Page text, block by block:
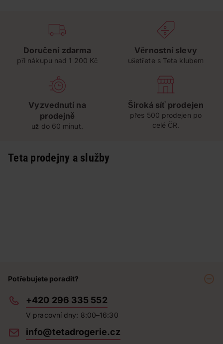
Doručení zdarma
při nákupu nad 1 200 Kč
Věrnostní slevy
ušetřete s Teta klubem
Vyzvednutí na
prodejně
už do 60 minut.
Široká síť prodejen
přes 500 prodejen po
celé ČR.
Teta prodejny a služby
Potřebujete poradit?
+420 296 335 552
V pracovní dny: 8:00–16:30
info@tetadrogerie.cz